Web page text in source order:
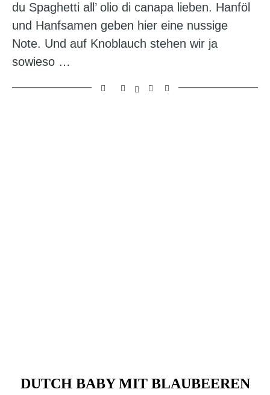
du Spaghetti all’ olio di canapa lieben. Hanföl
und Hanfsamen geben hier eine nussige
Note. Und auf Knoblauch stehen wir ja
sowieso …
DUTCH BABY MIT BLAUBEEREN